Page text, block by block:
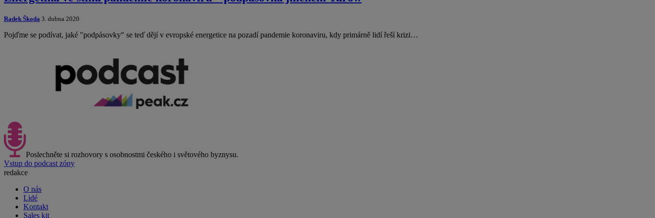
Radek Škoda 3. dubna 2020
Pojďme se podívat, jaké "podpásovky" se teď dějí v evropské energetice na pozadí pandemie koronaviru, kdy primárně lidí řeší krizi…
Poslechněte si rozhovory s osobnostmi českého i světového byznysu.
Vstup do podcast zóny
redakce
O nás
Lidé
Kontakt
Sales kit